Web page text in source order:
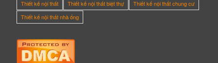
Thiết kế nội thất
Thiết kế nội thất biệt thự
Thiết kế nội thất chung cư
Thiết kế nội thất nhà ống